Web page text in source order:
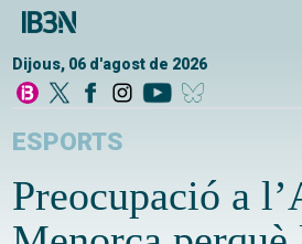
Dijous, 06 d'agost de 2026
ESPORTS
Preocupació a